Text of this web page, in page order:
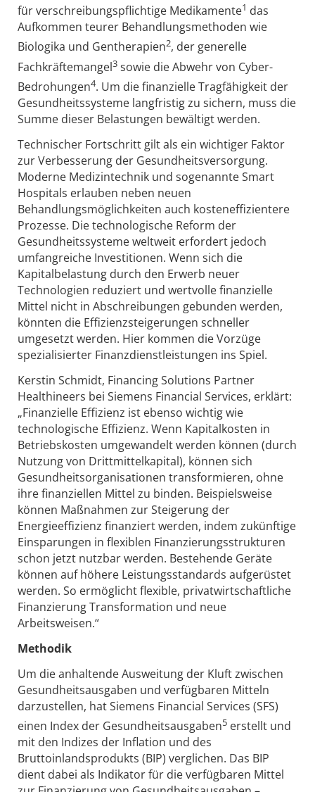
für verschreibungspflichtige Medikamente1 das
Aufkommen teurer Behandlungsmethoden wie
Biologika und Gentherapien2, der generelle
Fachkräftemangel3 sowie die Abwehr von Cyber-
Bedrohungen4. Um die finanzielle Tragfähigkeit der
Gesundheitssysteme langfristig zu sichern, muss die
Summe dieser Belastungen bewältigt werden.
Technischer Fortschritt gilt als ein wichtiger Faktor
zur Verbesserung der Gesundheitsversorgung.
Moderne Medizintechnik und sogenannte Smart
Hospitals erlauben neben neuen
Behandlungsmöglichkeiten auch kosteneffizientere
Prozesse. Die technologische Reform der
Gesundheitssysteme weltweit erfordert jedoch
umfangreiche Investitionen. Wenn sich die
Kapitalbelastung durch den Erwerb neuer
Technologien reduziert und wertvolle finanzielle
Mittel nicht in Abschreibungen gebunden werden,
könnten die Effizienzsteigerungen schneller
umgesetzt werden. Hier kommen die Vorzüge
spezialisierter Finanzdienstleistungen ins Spiel.
Kerstin Schmidt, Financing Solutions Partner
Healthineers bei Siemens Financial Services, erklärt:
„Finanzielle Effizienz ist ebenso wichtig wie
technologische Effizienz. Wenn Kapitalkosten in
Betriebskosten umgewandelt werden können (durch
Nutzung von Drittmittelkapital), können sich
Gesundheitsorganisationen transformieren, ohne
ihre finanziellen Mittel zu binden. Beispielsweise
können Maßnahmen zur Steigerung der
Energieeffizienz finanziert werden, indem zukünftige
Einsparungen in flexiblen Finanzierungsstrukturen
schon jetzt nutzbar werden. Bestehende Geräte
können auf höhere Leistungsstandards aufgerüstet
werden. So ermöglicht flexible, privatwirtschaftliche
Finanzierung Transformation und neue
Arbeitsweisen.“
Methodik
Um die anhaltende Ausweitung der Kluft zwischen
Gesundheitsausgaben und verfügbaren Mitteln
darzustellen, hat Siemens Financial Services (SFS)
einen Index der Gesundheitsausgaben5 erstellt und
mit den Indizes der Inflation und des
Bruttoinlandsprodukts (BIP) verglichen. Das BIP
dient dabei als Indikator für die verfügbaren Mittel